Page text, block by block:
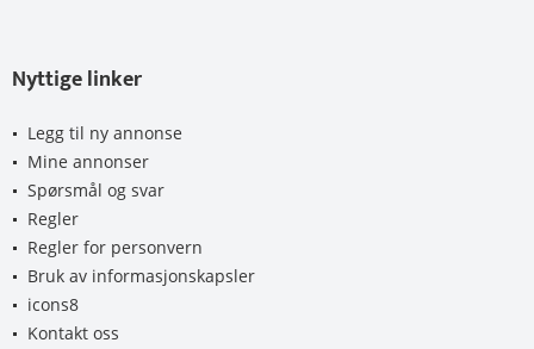
Nyttige linker
Legg til ny annonse
Mine annonser
Spørsmål og svar
Regler
Regler for personvern
Bruk av informasjonskapsler
icons8
Kontakt oss